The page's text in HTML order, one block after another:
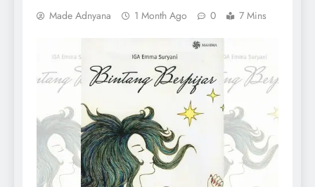
Made Adnyana 1 Month Ago 0 7 Mins